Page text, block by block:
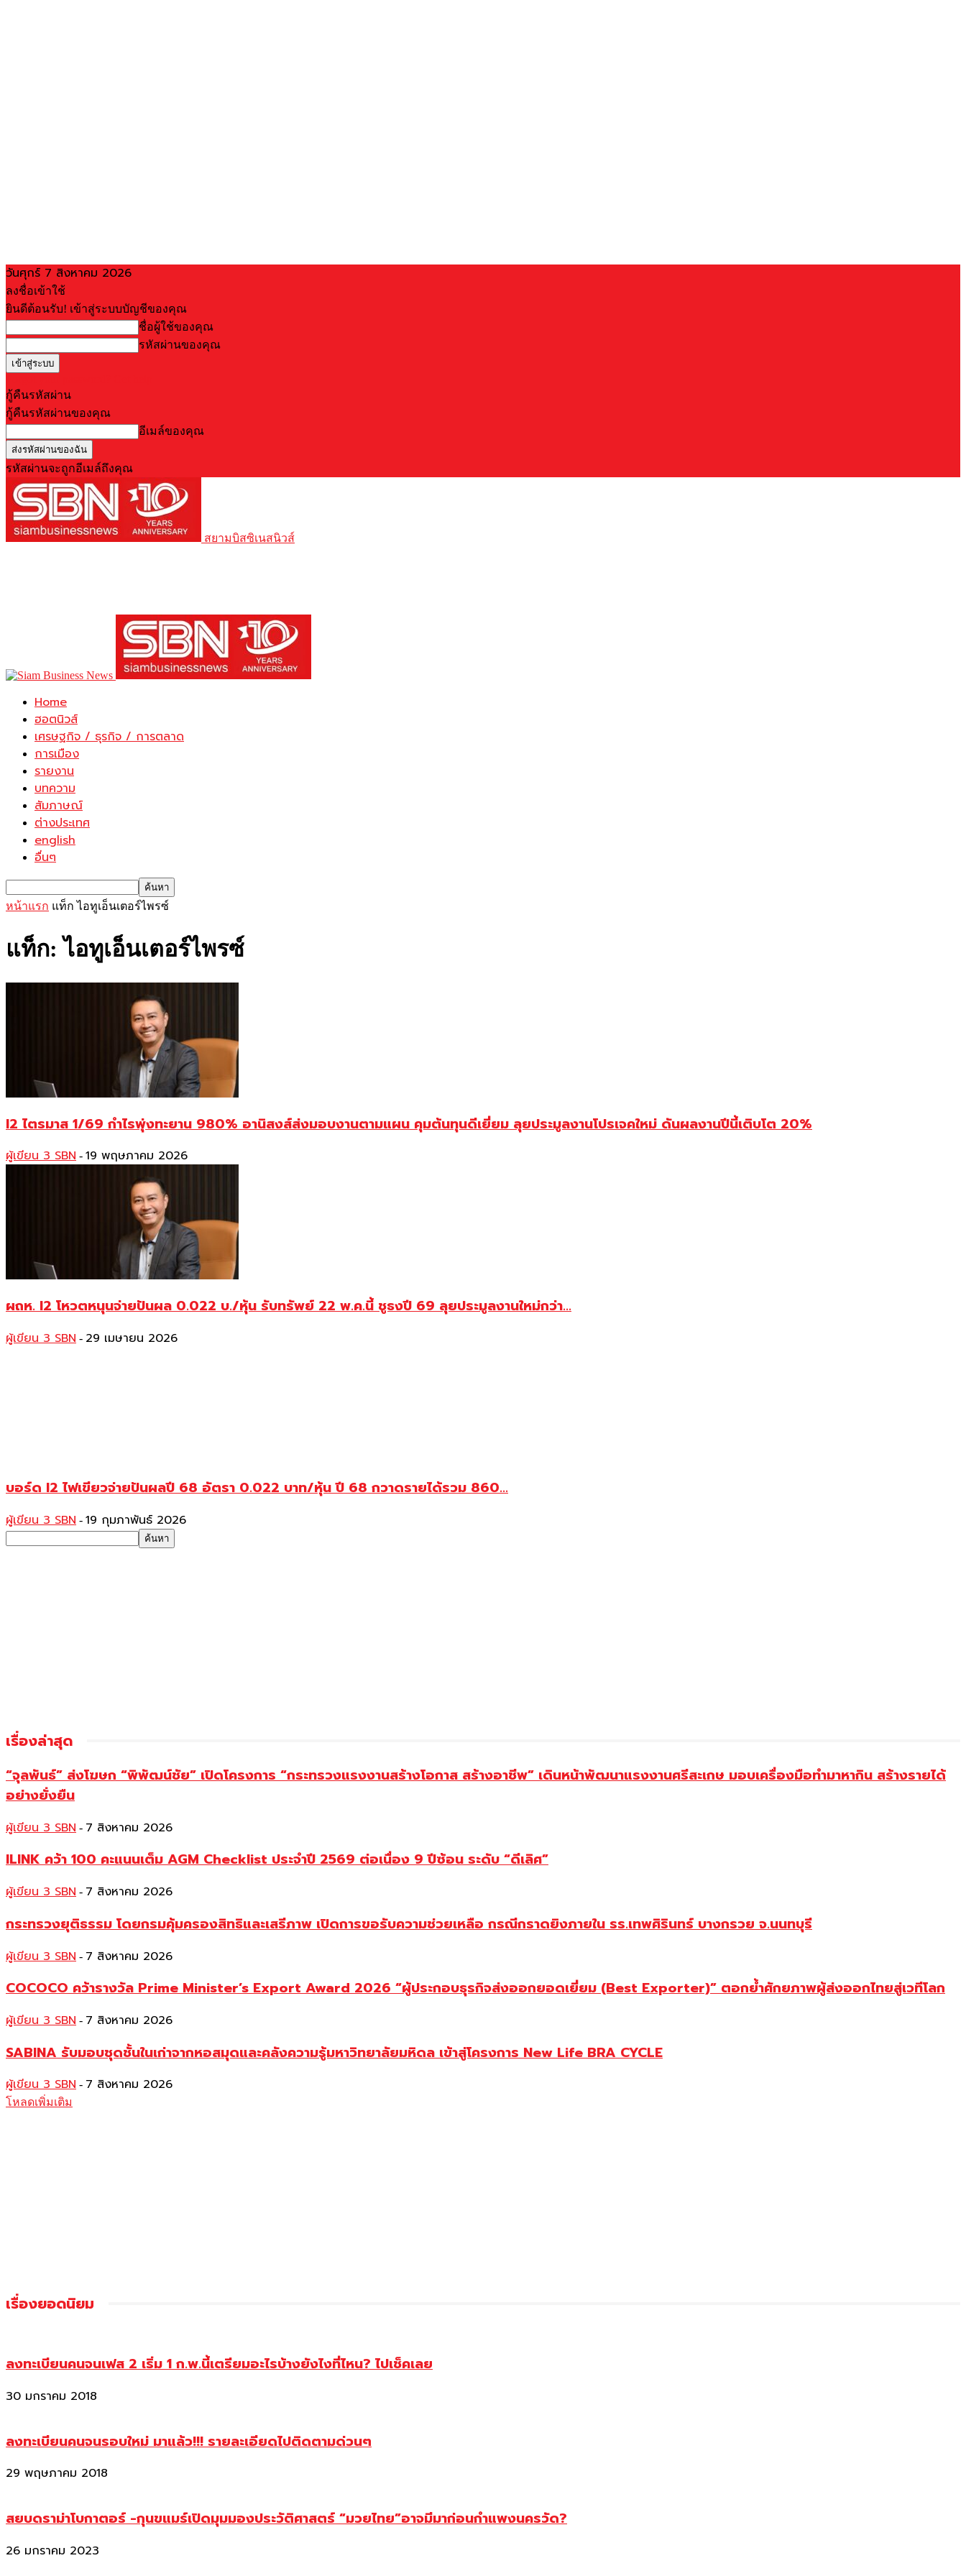
วันศุกร์ 7 สิงหาคม 2026
ลงชื่อเข้าใช้
ยินดีต้อนรับ! เข้าสู่ระบบบัญชีของคุณ
ชื่อผู้ใช้ของคุณ
รหัสผ่านของคุณ
กู้คืนรหัสผ่าน
กู้คืนรหัสผ่านของคุณ
อีเมล์ของคุณ
รหัสผ่านจะถูกอีเมล์ถึงคุณ
สยามบิสซิเนสนิวส์
Home
ฮอตนิวส์
เศรษฐกิจ / ธุรกิจ / การตลาด
การเมือง
รายงาน
บทความ
สัมภาษณ์
ต่างประเทศ
english
อื่นๆ
หน้าแรก แท็ก ไอทูเอ็นเตอร์ไพรซ์
แท็ก: ไอทูเอ็นเตอร์ไพรซ์
I2 ไตรมาส 1/69 กำไรพุ่งทะยาน 980% อานิสงส์ส่งมอบงานตามแผน คุมต้นทุนดีเยี่ยม ลุยประมูลงานโปรเจคใหม่ ดันผลงานปีนี้เติบโต 20%
ผู้เขียน 3 SBN - 19 พฤษภาคม 2026
ผถห. I2 โหวตหนุนจ่ายปันผล 0.022 บ./หุ้น รับทรัพย์ 22 พ.ค.นี้ ชูธงปี 69 ลุยประมูลงานใหม่กว่า...
ผู้เขียน 3 SBN - 29 เมษายน 2026
บอร์ด I2 ไฟเขียวจ่ายปันผลปี 68 อัตรา 0.022 บาท/หุ้น ปี 68 กวาดรายได้รวม 860...
ผู้เขียน 3 SBN - 19 กุมภาพันธ์ 2026
เรื่องล่าสุด
“จุลพันธ์” ส่งโฆษก “พิพัฒน์ชัย” เปิดโครงการ “กระทรวงแรงงานสร้างโอกาส สร้างอาชีพ” เดินหน้าพัฒนาแรงงานศรีสะเกษ มอบเครื่องมือทำมาหากิน สร้างรายได้
อย่างยั่งยืน
ผู้เขียน 3 SBN - 7 สิงหาคม 2026
ILINK คว้า 100 คะแนนเต็ม AGM Checklist ประจำปี 2569 ต่อเนื่อง 9 ปีซ้อน ระดับ “ดีเลิศ”
ผู้เขียน 3 SBN - 7 สิงหาคม 2026
กระทรวงยุติธรรม โดยกรมคุ้มครองสิทธิและเสรีภาพ เปิดการขอรับความช่วยเหลือ กรณีกราดยิงภายใน รร.เทพศิรินทร์ บางกรวย จ.นนทบุรี
ผู้เขียน 3 SBN - 7 สิงหาคม 2026
COCOCO คว้ารางวัล Prime Minister’s Export Award 2026 “ผู้ประกอบธุรกิจส่งออกยอดเยี่ยม (Best Exporter)” ตอกย้ำศักยภาพผู้ส่งออกไทยสู่เวทีโลก
ผู้เขียน 3 SBN - 7 สิงหาคม 2026
SABINA รับมอบชุดชั้นในเก่าจากหอสมุดและคลังความรู้มหาวิทยาลัยมหิดล เข้าสู่โครงการ New Life BRA CYCLE
ผู้เขียน 3 SBN - 7 สิงหาคม 2026
โหลดเพิ่มเติม
เรื่องยอดนิยม
ลงทะเบียนคนจนเฟส 2 เริ่ม 1 ก.พ.นี้เตรียมอะไรบ้างยังไงที่ไหน? ไปเช็คเลย
30 มกราคม 2018
ลงทะเบียนคนจนรอบใหม่ มาแล้ว!!! รายละเอียดไปติดตามด่วนๆ
29 พฤษภาคม 2018
สยบดราม่าโบกาตอร์ -กุนขแมร์เปิดมุมมองประวัติศาสตร์ “มวยไทย”อาจมีมาก่อนกำแพงนครวัด?
26 มกราคม 2023